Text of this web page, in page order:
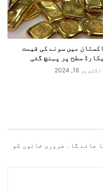
میں سونے کی قیمت
سطح پر پہنچ گئی
اکتوبر 16, 2024
جائے گا۔
ضروری خانوں کو